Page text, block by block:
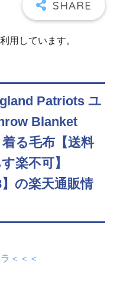
用しています。
Patriots ユ
Blanket
る毛布【送料
楽不可】
】の楽天通販情
＜＜＜